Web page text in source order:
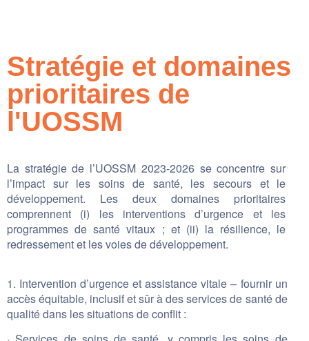
Stratégie et domaines
prioritaires de
l'UOSSM
La stratégie de l’UOSSM 2023-2026 se concentre sur
l’impact sur les soins de santé, les secours et le
développement. Les deux domaines prioritaires
comprennent (i) les interventions d’urgence et les
programmes de santé vitaux ; et (ii) la résilience, le
redressement et les voies de développement.
1. Intervention d’urgence et assistance vitale – fournir un
accès équitable, inclusif et sûr à des services de santé de
qualité dans les situations de conflit :